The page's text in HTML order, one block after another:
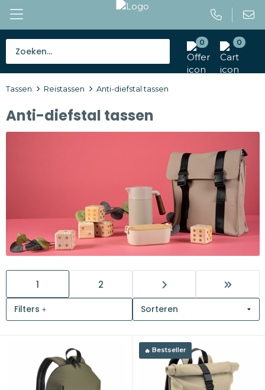
0 0
Caps en mutsen
Outdoor en vrije tijd
Snoepgoed
Home en living
Kantoorartikelen
Tassen Reistassen Anti-diefstal tassen
Anti-diefstal tassen
1 2
Filters
Bestseller